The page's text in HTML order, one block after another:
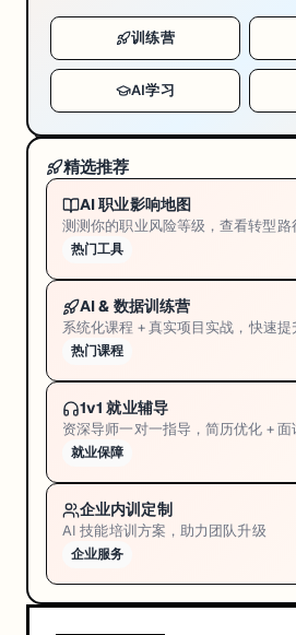
训练营
AI学习
精选推荐
AI 职业影响地图
测测你的职业风险等级，查看转型路
热门工具
AI & 数据训练营
系统化课程 + 真实项目实战，快速提
热门课程
1v1 就业辅导
资深导师一对一指导，简历优化 + 面
就业保障
企业内训定制
AI 技能培训方案，助力团队升级
企业服务